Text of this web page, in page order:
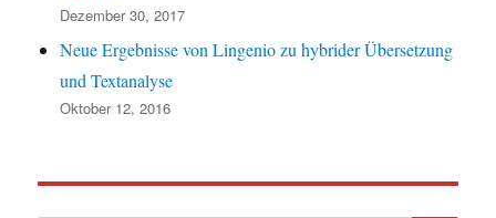
Dezember 30, 2017
Neue Ergebnisse von Lingenio zu hybrider Übersetzung
und Textanalyse
Oktober 12, 2016